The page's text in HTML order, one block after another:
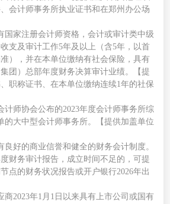
会计师事务所执业证书和在郑州办公场
国家注册会计师资格，会计或审计类中级
支及审计工作5年及以上（含5年，以首
），并在本单位缴纳有社会保险，具有
团）总部年度财务决算审计业绩。【提
职称证书、在本单位缴纳连续1年的社保
计师协会公布的2023年度会计师事务所综
的大中型会计师事务所。
【提供加盖单位
良好的商业信誉和健全的财务会计制度。
度财务审计报告，成立时间不足的，可提
点的财务状况报告或开户银行2026年出
商2023年1月1日以来具有上市公司或国有